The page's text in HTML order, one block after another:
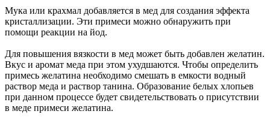
Мука или крахмал добавляется в мед для создания эффекта
кристаллизации. Эти примеси можно обнаружить при
помощи реакции на йод.
Для повышения вязкости в мед может быть добавлен желатин.
Вкус и аромат меда при этом ухудшаются. Чтобы определить
примесь желатина необходимо смешать в емкости водный
раствор меда и раствор танина. Образование белых хлопьев
при данном процессе будет свидетельствовать о присутствии
в меде примеси желатина.